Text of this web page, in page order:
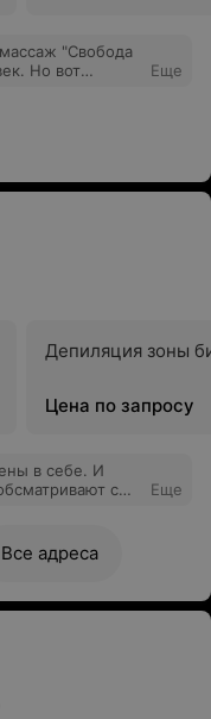
"Свобода
Но вот
-
массажа!!!
не
то сидячей
Еще
Депиляция зоны
Цена по запросу
в себе. И
с
их
Еще
Все адреса